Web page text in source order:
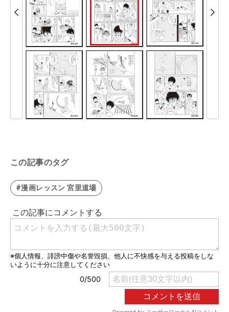
この記事のタグ
#漫画レッスン 宮里道場